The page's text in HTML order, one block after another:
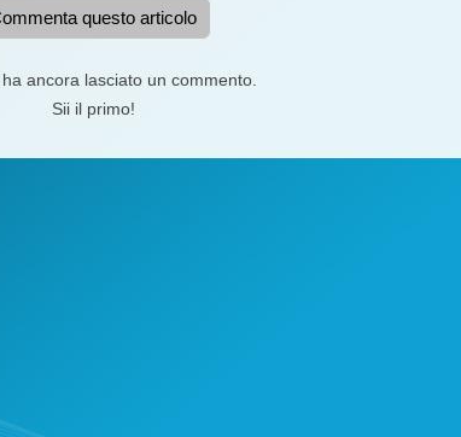
questo articolo
ancora lasciato un commento.
Sii il primo!